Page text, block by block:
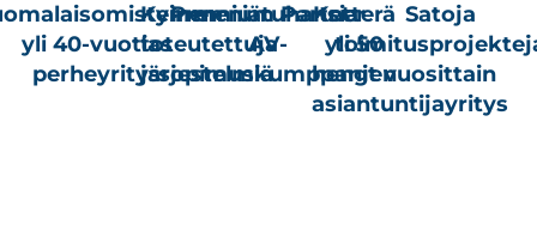
yli 40-vuotias
perheyritys
Kymmeniätuhansia
toteutettuja
järjestelmiä
Premium Partner
AV-
sopimuskumppanit
Ketterä
yli 50
hengen
asiantuntijayritys
Satoja
vuosittain